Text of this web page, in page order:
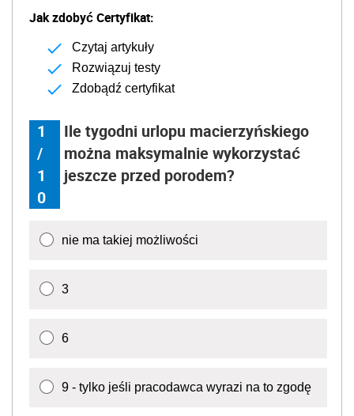
Jak zdobyć Certyfikat:
Czytaj artykuły
Rozwiązuj testy
Zdobądź certyfikat
1
/
1
0
Ile tygodni urlopu macierzyńskiego
można maksymalnie wykorzystać
jeszcze przed porodem?
nie ma takiej możliwości
3
6
9 - tylko jeśli pracodawca wyrazi na to zgodę